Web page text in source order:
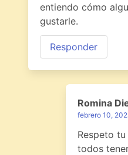
entiendo cómo
gustarle.
Responder
Romina
febrero 10,
Respeto
todos